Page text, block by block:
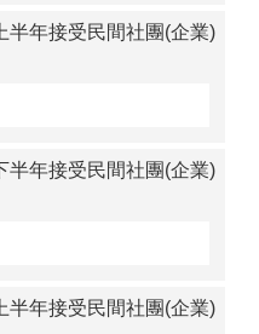
半年接受民間社團(企業)
半年接受民間社團(企業)
半年接受民間社團(企業)